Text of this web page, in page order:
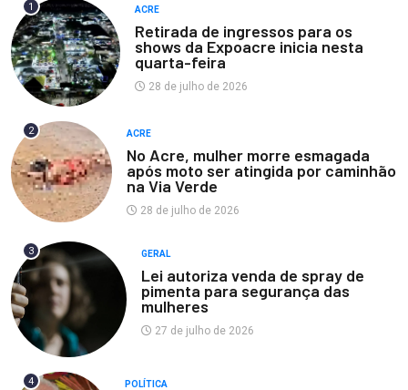
1 ACRE
Retirada de ingressos para os
shows da Expoacre inicia nesta
quarta-feira
28 de julho de 2026
2 ACRE
No Acre, mulher morre esmagada
após moto ser atingida por caminhão
na Via Verde
28 de julho de 2026
3 GERAL
Lei autoriza venda de spray de
pimenta para segurança das
mulheres
27 de julho de 2026
4 POLÍTICA